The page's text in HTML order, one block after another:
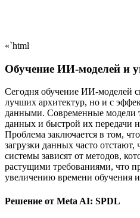
«`html
Обучение ИИ-моделей и
Сегодня обучение ИИ-моделей
лучших архитектур, но и с
данными. Современные модели
данных и быстрой их передачи
Проблема заключается в том,
загрузки данных часто отстают,
системы зависят от методов,
растущими требованиями, что
увеличению времени обучения
Решение от Meta AI: SPDL